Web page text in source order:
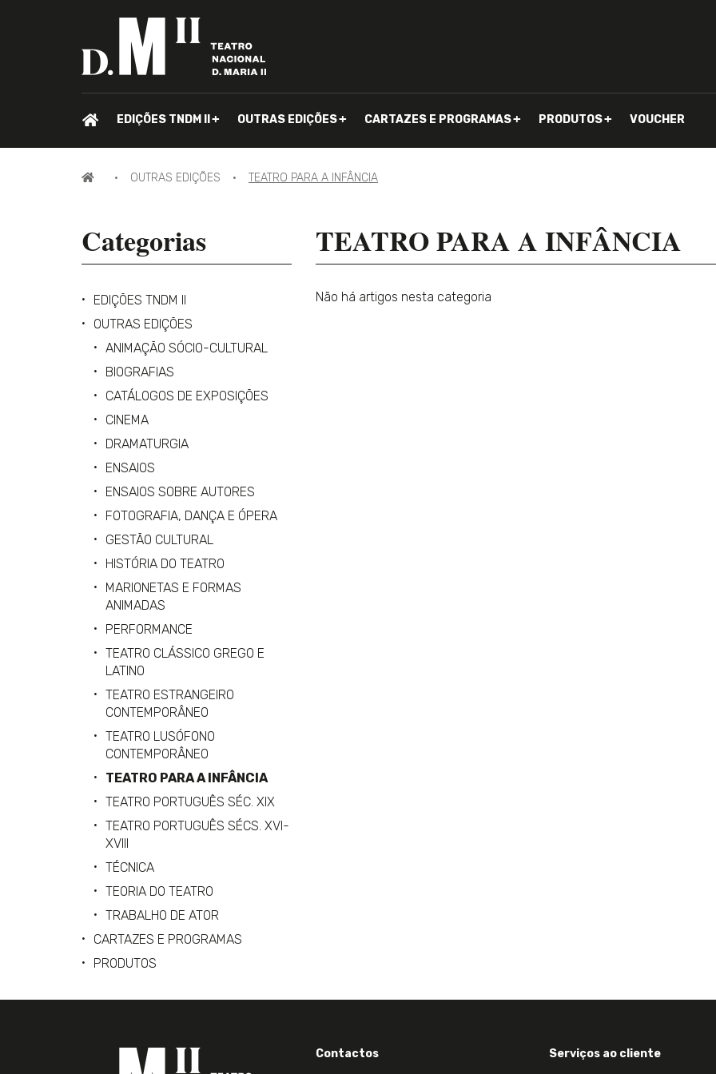
PÁGINA
EDIÇÕES TNDM II OUTRAS EDIÇÕES CARTAZES E PROGRAMAS PRODUTOS VOUCHER
PÁGINA OUTRAS EDIÇÕES TEATRO PARA A INFÂNCIA
TEATRO PARA A INFÂNCIA
Não há artigos nesta categoria
Categorias
EDIÇÕES TNDM II
OUTRAS EDIÇÕES
ANIMAÇÃO SÓCIO-CULTURAL
BIOGRAFIAS
CATÁLOGOS DE EXPOSIÇÕES
CINEMA
DRAMATURGIA
ENSAIOS
ENSAIOS SOBRE AUTORES
FOTOGRAFIA, DANÇA E ÓPERA
GESTÃO CULTURAL
HISTÓRIA DO TEATRO
MARIONETAS E FORMAS
ANIMADAS
PERFORMANCE
TEATRO CLÁSSICO GREGO E
LATINO
TEATRO ESTRANGEIRO
CONTEMPORÂNEO
TEATRO LUSÓFONO
CONTEMPORÂNEO
TEATRO PARA A INFÂNCIA
TEATRO PORTUGUÊS SÉC. XIX
TEATRO PORTUGUÊS SÉCS. XVI-
XVIII
TÉCNICA
TEORIA DO TEATRO
TRABALHO DE ATOR
CARTAZES E PROGRAMAS
PRODUTOS
Contactos Serviços ao cliente